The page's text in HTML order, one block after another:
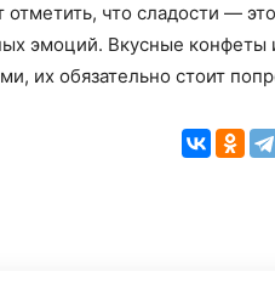
отметить, что сладости —
эмоций. Вкусные
их обязательно стоит